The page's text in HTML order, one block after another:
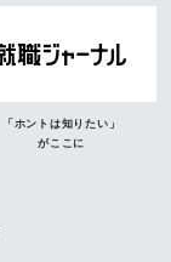
「ホントは知りたい」
がここに